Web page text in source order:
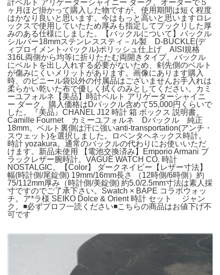
計ベルト アリゲーターシャイニー ダーク。オーダーで５
ヶ月ほど掛かって購入した物ですが、使用期間は短く程度
はかなり良いと思います。今はもっと高いと思いますロレ
ックスで使用していたため厚みも指定してプックリした厚
みのある仕様にしました。【バックルについて】バックル
シルバー18mmステンレススティ－ル製 D-BUCKLE(デ
ィプロイメント-バックル)ポリッシュ仕上げ AISI規格
316L両側から均等に折りたたむ両開きタイプ。バックル
にベルトを出し入れする必要がないため、剣先側のベルト
が傷みにくいメリットがあります。画像にあります購入
時、のビニール袋以外の付属品はございませんお手入れは
柔らかい乾いた布で優しく拭くのみとしてください。カミ
ーユフォルネ【美品】時計ベルト アリゲーターシャイニ
ー ダーク。購入価格はDバックル含めて55,000円くらいで
した。『美品』CHANEL J12 時計 箱 ボックス 説明書。
Camille Fournet カミーユフォルネ Dバックル 純正
18mm。ベルト裏側は汗に強いanti-transportation(アンチ・
スウェット)を選択しました。ロベンタヘネックス時計。
時計 yozakura。通常のバックルの代わりにお使いいただ
けます。新品未使用 【電池交換済み】Emporio Armani ブ
ラックレザー腕時計。VAGUE WATCH CO. 時計
NOSTALGIC。【Color】 ダークネイビー【レザー寸法】
幅(時計側/尾錠側) 19mm/16mm長さ （12時側/6時側）約
75/112mm厚み（時計側/美錠側) 約5.0/2.5mm寸法は素人採
寸ですのでご了承下さい。Swatch × BAPE コラボウォッ
チ。ア*ラ様 SEIKO Dolce & Orient 時計 セット ジャン
ク。◾️必ずプロフ一読ください◾️こちらの商品はお値下げ不
可です